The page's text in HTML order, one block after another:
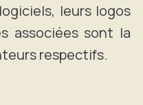
leurs logos
associées sont la
respectifs.